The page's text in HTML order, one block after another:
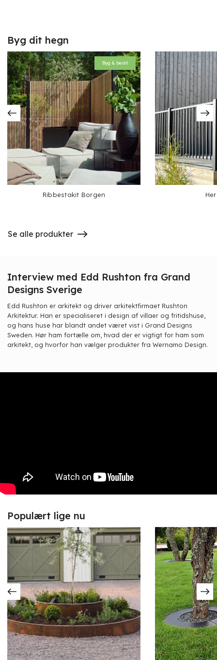
Byg dit hegn
Byg & bestil
Ribbestakit Borgen
Se alle produkter
Interview med Edd Rushton fra Grand
Designs Sverige
Edd Rushton er arkitekt og driver arkitektfirmaet Rushton
Arkitektur. Han er specialiseret i design af villaer og fritidshuse,
og hans huse har blandt andet været vist i Grand Designs
Sweden. Hør ham fortælle om, hvad der er vigtigt for ham som
arkitekt, og hvorfor han vælger produkter fra Wernamo Design.
Populært lige nu